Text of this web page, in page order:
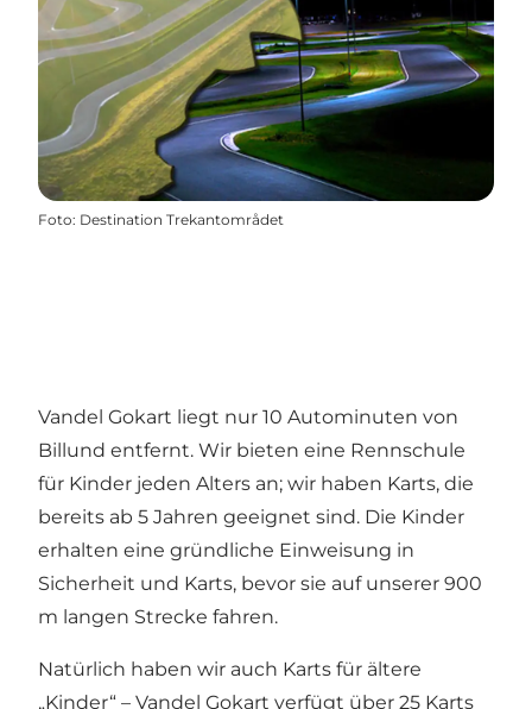
Foto: Destination Trekantområdet
Vandel Gokart liegt nur 10 Autominuten von
Billund entfernt. Wir bieten eine Rennschule
für Kinder jeden Alters an; wir haben Karts, die
bereits ab 5 Jahren geeignet sind. Die Kinder
erhalten eine gründliche Einweisung in
Sicherheit und Karts, bevor sie auf unserer 900
m langen Strecke fahren.
Natürlich haben wir auch Karts für ältere
„Kinder“ – Vandel Gokart verfügt über 25 Karts